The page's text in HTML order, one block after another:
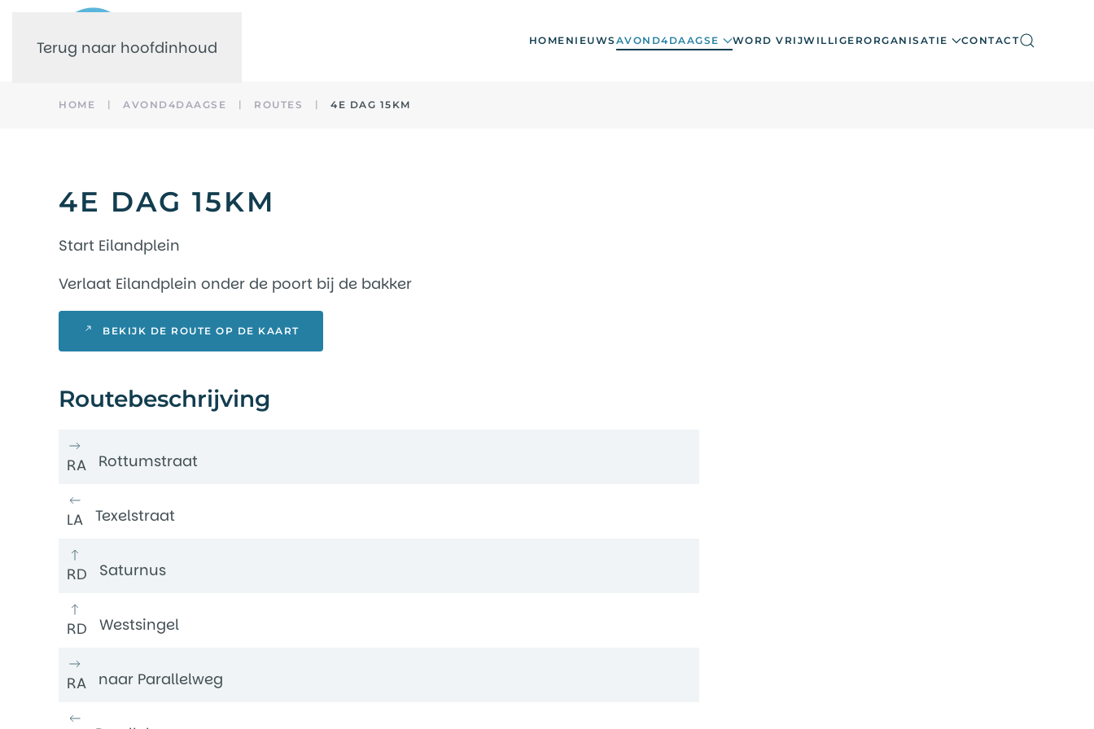
Terug naar hoofdinhoud HOME NIEUWS AVOND4DAAGSE WORD VRIJWILLIGERORGANISATIE CONTACT
HOME AVOND4DAAGSE ROUTES 4E DAG 15KM
4E DAG 15KM
Start Eilandplein
Verlaat Eilandplein onder de poort bij de bakker
BEKIJK DE ROUTE OP DE KAART
Routebeschrijving
RA Rottumstraat
LA Texelstraat
RD Saturnus
RD Westsingel
RA naar Parallelweg